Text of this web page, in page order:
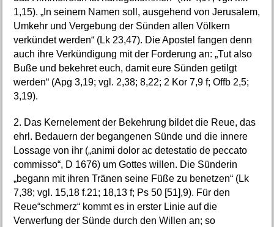
1,15). „In seinem Namen soll, ausgehend von Jerusalem,
Umkehr und Vergebung der Sünden allen Völkern
verkündet werden“ (Lk 23,47). Die Apostel fangen denn
auch ihre Verkündigung mit der Forderung an: „Tut also
Buße und bekehret euch, damit eure Sünden getilgt
werden“ (Apg 3,19; vgl. 2,38; 8,22; 2 Kor 7,9 f; Offb 2,5;
3,19).
2. Das Kernelement der Bekehrung bildet die Reue, das
ehrl. Bedauern der begangenen Sünde und die innere
Lossage von ihr („animi dolor ac detestatio de peccato
commisso“, D 1676) um Gottes willen. Die Sünderin
„begann mit ihren Tränen seine Füße zu benetzen“ (Lk
7,38; vgl. 15,18 f.21; 18,13 f; Ps 50 [51],9). Für den
Reue“schmerz“ kommt es in erster Linie auf die
Verwerfung der Sünde durch den Willen an; so